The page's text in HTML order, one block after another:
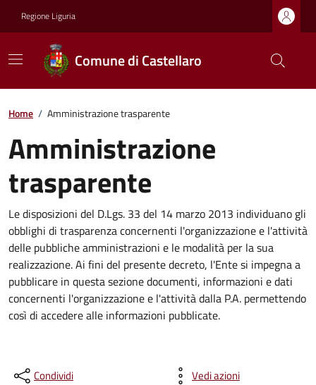
Regione Liguria
Comune di Castellaro
Home / Amministrazione trasparente
Amministrazione
trasparente
Le disposizioni del D.Lgs. 33 del 14 marzo 2013 individuano gli
obblighi di trasparenza concernenti l'organizzazione e l'attività
delle pubbliche amministrazioni e le modalità per la sua
realizzazione. Ai fini del presente decreto, l'Ente si impegna a
pubblicare in questa sezione documenti, informazioni e dati
concernenti l'organizzazione e l'attività dalla P.A. permettendo
così di accedere alle informazioni pubblicate.
Condividi Vedi azioni